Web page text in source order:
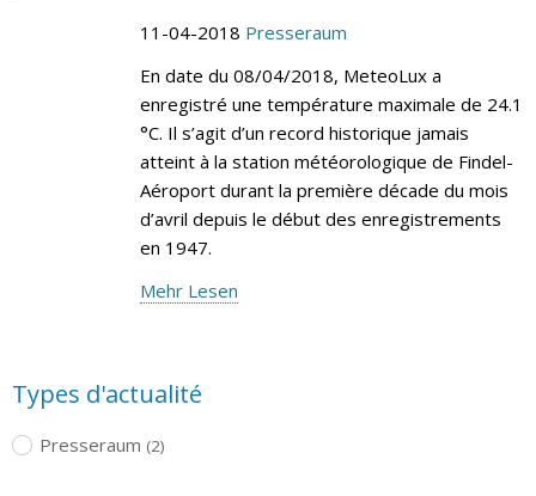
11-04-2018 Presseraum
En date du 08/04/2018, MeteoLux a
enregistré une température maximale de 24.1
°C. Il s’agit d’un record historique jamais
atteint à la station météorologique de Findel-
Aéroport durant la première décade du mois
d’avril depuis le début des enregistrements
en 1947.
Mehr Lesen
Types d'actualité
Presseraum (2)